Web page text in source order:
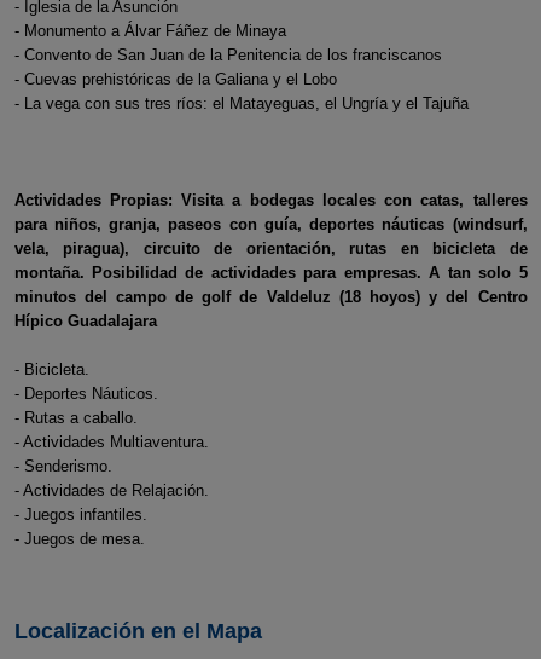
- Iglesia de la Asunción
- Monumento a Álvar Fáñez de Minaya
- Convento de San Juan de la Penitencia de los franciscanos
- Cuevas prehistóricas de la Galiana y el Lobo
- La vega con sus tres ríos: el Matayeguas, el Ungría y el Tajuña
Actividades Propias: Visita a bodegas locales con catas, talleres
para niños, granja, paseos con guía, deportes náuticas (windsurf,
vela, piragua), circuito de orientación, rutas en bicicleta de
montaña. Posibilidad de actividades para empresas. A tan solo 5
minutos del campo de golf de Valdeluz (18 hoyos) y del Centro
Hípico Guadalajara
- Bicicleta.
- Deportes Náuticos.
- Rutas a caballo.
- Actividades Multiaventura.
- Senderismo.
- Actividades de Relajación.
- Juegos infantiles.
- Juegos de mesa.
Localización en el Mapa